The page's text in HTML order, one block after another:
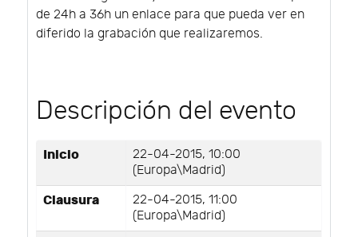
de 24h a 36h un enlace para que pueda ver en
diferido la grabación que realizaremos.
Descripción del evento
Inicio
22-04-2015, 10:00
(Europa\Madrid)
Clausura
22-04-2015, 11:00
(Europa\Madrid)